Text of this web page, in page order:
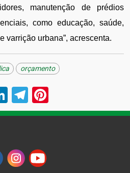
manutenção de prédios
como educação, saúde,
varrição urbana”, acrescenta.
orçamento
LinkedIn
Telegram